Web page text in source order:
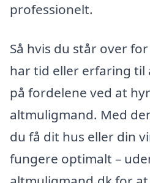
professionelt.
Så hvis du står over
har tid eller erfaring
på fordelene ved at
altmuligmand. Med
du få dit hus eller din
fungere optimalt –